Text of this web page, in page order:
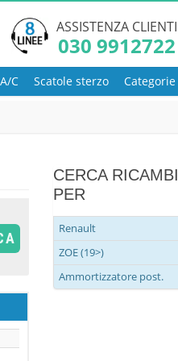
ASSISTENZA CLIENTI
030 9912722
C Scatole sterzo Categorie
CERCA
PER
Renault
ZOE (19>)
Ammortizzatore post.